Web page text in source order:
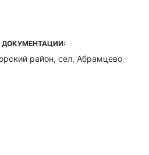
ДОКУМЕНТАЦИИ:
район, сел. Абрамцево